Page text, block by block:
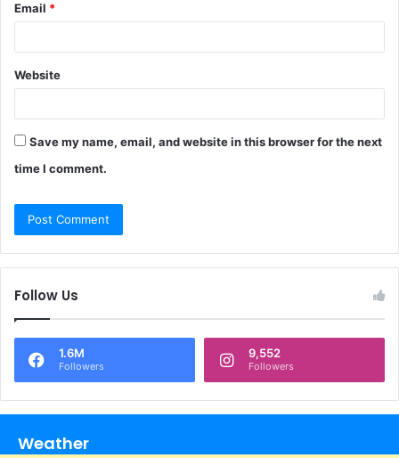
Email *
Website
Save my name, email, and website in this browser for the next
time I comment.
Follow Us
1.6M
Followers
9,552
Followers
Weather